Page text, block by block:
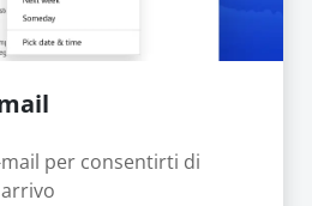
per consentirti di